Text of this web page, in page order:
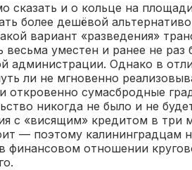
сказать и о кольце на
более дешёвой
вариант «разведения»
весьма уместен и ранее не раз
администрации. Однако в
ли не мгновенно
откровенно сумасбродные
никогда не было и не
с «висящим» кредитом в три
— поэтому калининградцам
финансовом отношении